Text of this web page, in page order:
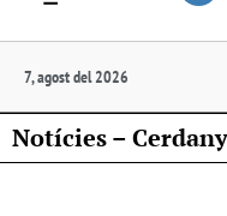
7, agost del 2026
Notícies –